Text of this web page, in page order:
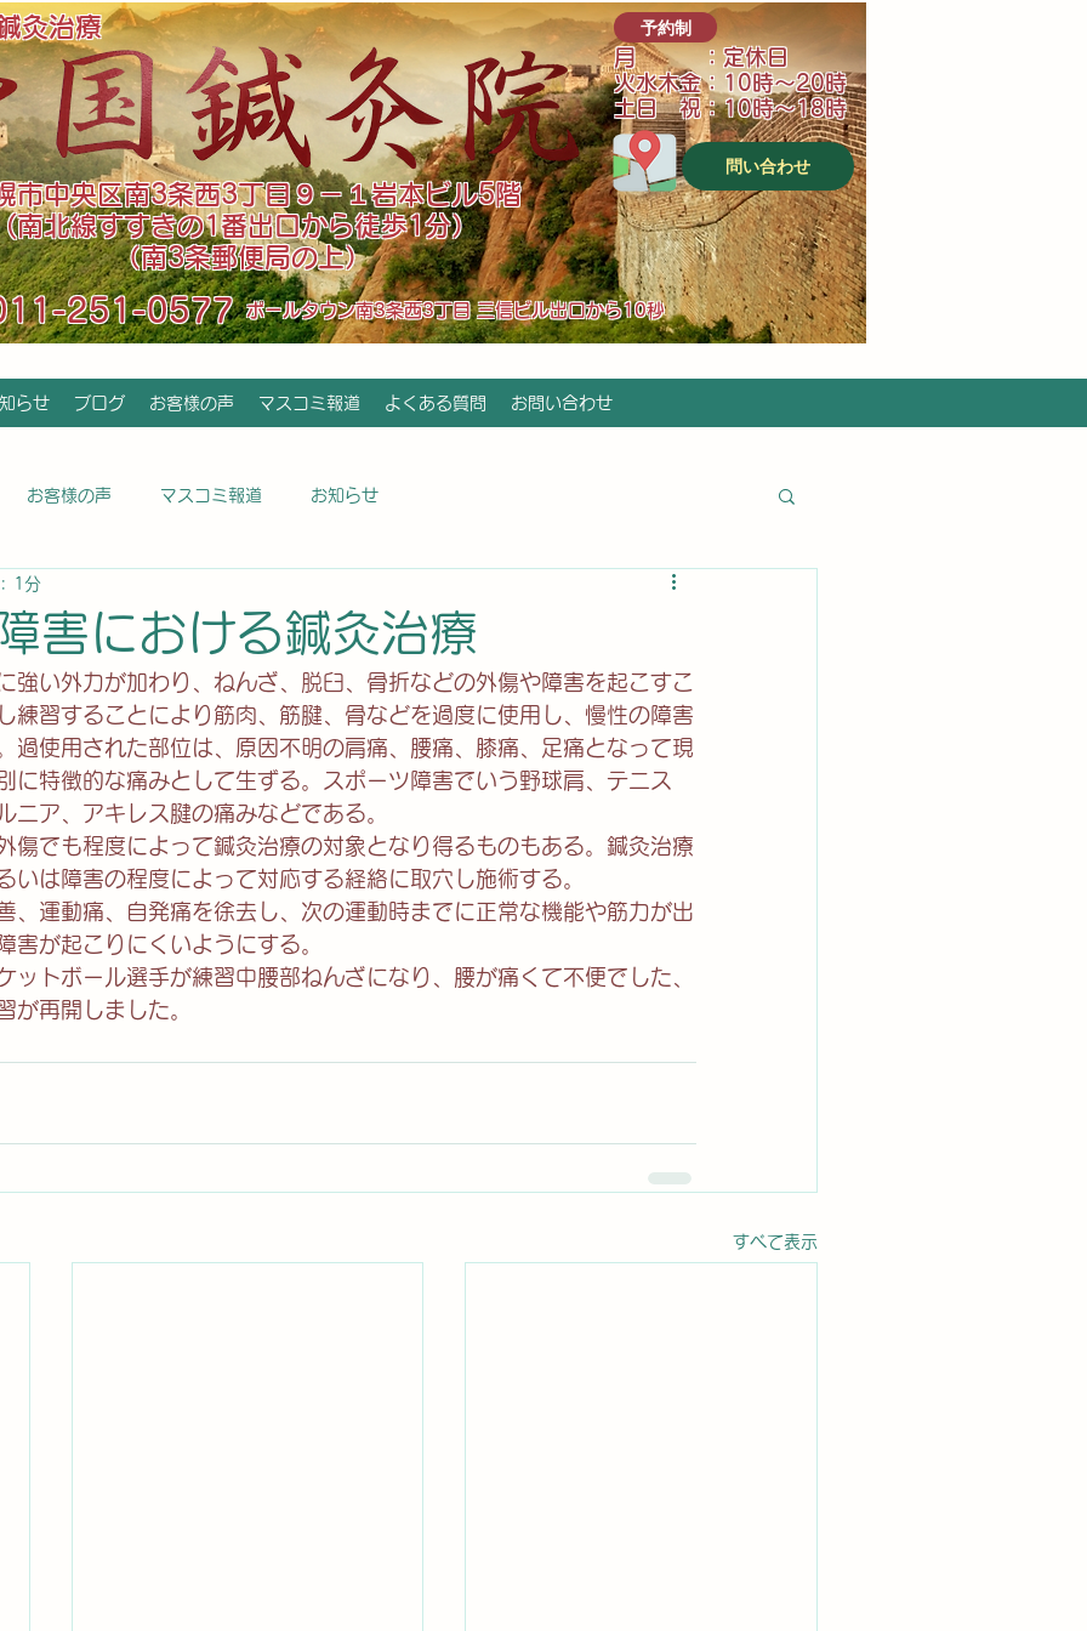
灸治療
市中央区南3条西3丁目９－１岩本ビル5階
(南北線すすきの1番出口から徒歩1分）
（南3条郵便局の上）
予約制
月 ：定休日
火水木金：10時～20時
土日 祝：10時～18時
問い合わせ
251-0577 ​ポールタウン南3条西3丁目 三信ビル出口から10秒
らせ ブログ お客様の声 マスコミ報道 よくある質問 お問い合わせ
お客様の声 マスコミ報道 お知らせ
害における鍼灸治療
: 1分
強い外力が加わり、ねんざ、脱臼、骨折などの外傷や障害を起こすこ
練習することにより筋肉、筋腱、骨などを過度に使用し、慢性の障害
過使用された部位は、原因不明の肩痛、腰痛、膝痛、足痛となって現
に特徴的な痛みとして生ずる。スポーツ障害でいう野球肩、テニス
ニア、アキレス腱の痛みなどである。
でも程度によって鍼灸治療の対象となり得るものもある。鍼灸治療
いは障害の程度によって対応する経絡に取穴し施術する。
、運動痛、自発痛を徐去し、次の運動時までに正常な機能や筋力が出
害が起こりにくいようにする。
トボール選手が練習中腰部ねんざになり、腰が痛くて不便でした、
が再開しました。
すべて表示